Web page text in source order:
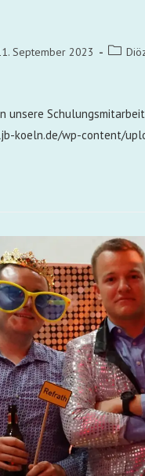
September 2023
unsere
koeln.de/wp-content/